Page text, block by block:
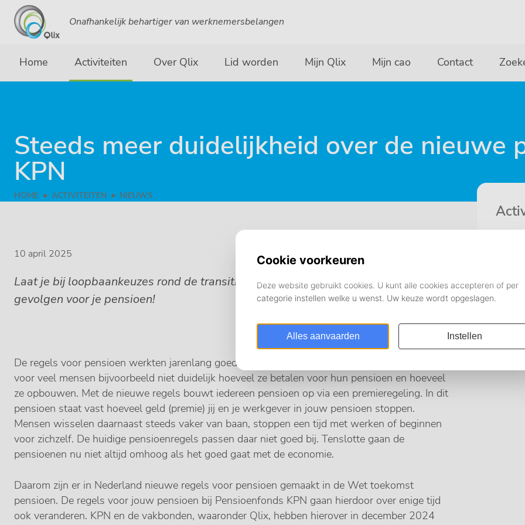
Onafhankelijk behartiger van werknemersbelangen
Home Activiteiten Over Qlix Lid worden Mijn Qlix Mijn cao Contact
HOME ACTIVITEITEN NIEUWS
Steeds meer duidelijkheid over de nieuwe
KPN
10 april 2025
Laat je bij loopbaankeuzes rond de transitiedatum tijdig informeren over de
gevolgen voor je pensioen!
De regels voor pensioen werkten jarenlang goed, maar dat is aan het veranderen. Het is nu
voor veel mensen bijvoorbeeld niet duidelijk hoeveel ze betalen voor hun pensioen en hoeveel
ze opbouwen. Met de nieuwe regels bouwt iedereen pensioen op via een premieregeling. In dit
pensioen staat vast hoeveel geld (premie) jij en je werkgever in jouw pensioen stoppen.
Mensen wisselen daarnaast steeds vaker van baan, stoppen een tijd met werken of beginnen
voor zichzelf. De huidige pensioenregels passen daar niet goed bij. Tenslotte gaan de
pensioenen nu niet altijd omhoog als het goed gaat met de economie.
Daarom zijn er in Nederland nieuwe regels voor pensioen gemaakt in de Wet toekomst
pensioen. De regels voor jouw pensioen bij Pensioenfonds KPN gaan hierdoor over enige tijd
ook veranderen. KPN en de vakbonden, waaronder Qlix, hebben hierover in december 2024